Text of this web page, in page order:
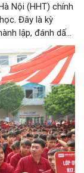
Nội (HHT) chính
Đây là kỳ
lập, đánh dấu